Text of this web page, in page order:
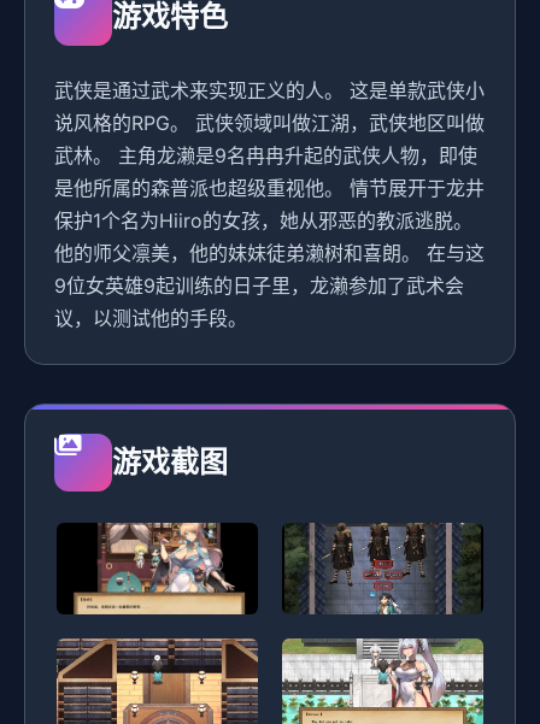
游戏特色
武侠是通过武术来实现正义的人。 这是单款武侠小
说风格的RPG。 武侠领域叫做江湖，武侠地区叫做
武林。 主角龙濑是9名冉冉升起的武侠人物，即使
是他所属的森普派也超级重视他。 情节展开于龙井
保护1个名为Hiiro的女孩，她从邪恶的教派逃脱。
他的师父凛美，他的妹妹徒弟濑树和喜朗。 在与这
9位女英雄9起训练的日子里，龙濑参加了武术会
议，以测试他的手段。
游戏截图